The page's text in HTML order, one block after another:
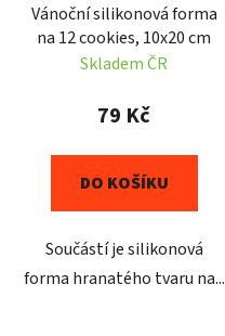
Vánoční silikonová forma
na 12 cookies, 10x20 cm
Skladem ČR
79 Kč
DO KOŠÍKU
Součástí je silikonová
forma hranatého tvaru na...